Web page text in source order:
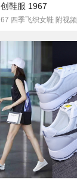
鞋服 1967
四季飞织女鞋 附视频